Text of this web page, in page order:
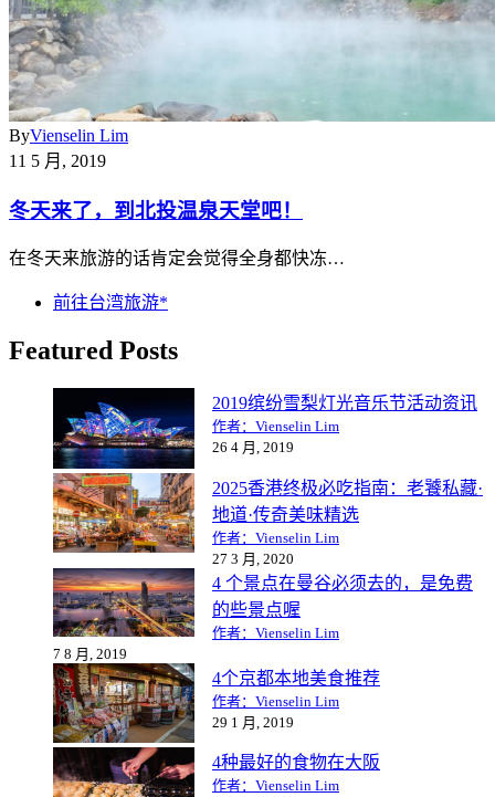
ByVienselin Lim
11 5 月, 2019
冬天来了，到北投温泉天堂吧！
在冬天来旅游的话肯定会觉得全身都快冻…
前往台湾旅游*
Featured Posts
2019缤纷雪梨灯光音乐节活动资讯
作者：Vienselin Lim
26 4 月, 2019
2025香港终极必吃指南：老饕私藏·
地道·传奇美味精选
作者：Vienselin Lim
27 3 月, 2020
4 个景点在曼谷必须去的，是免费
的些景点喔
作者：Vienselin Lim
7 8 月, 2019
4个京都本地美食推荐
作者：Vienselin Lim
29 1 月, 2019
4种最好的食物在大阪
作者：Vienselin Lim